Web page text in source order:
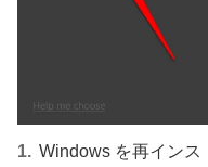
Windows を再インス